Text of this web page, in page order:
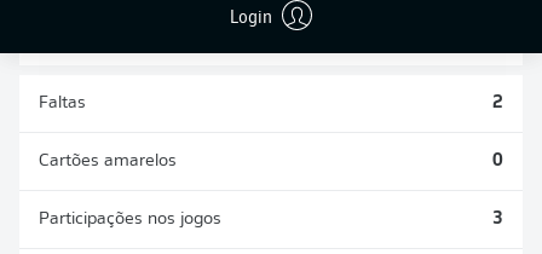
Login
Faltas 2
Cartões amarelos 0
Participações nos jogos 3